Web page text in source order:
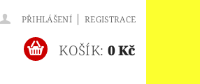
PŘIHLÁŠENÍ | REGISTRACE
KOŠÍK: 0 Kč